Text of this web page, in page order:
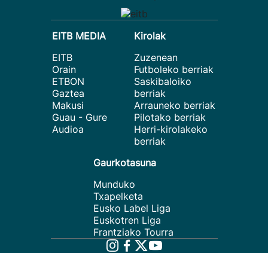
EITB MEDIA
EITB
Orain
ETBON
Gaztea
Makusi
Guau - Gure
Audioa
Kirolak
Zuzenean
Futboleko berriak
Saskibaloiko
berriak
Arrauneko berriak
Pilotako berriak
Herri-kirolakeko
berriak
Gaurkotasuna
Munduko
Txapelketa
Eusko Label Liga
Euskotren Liga
Frantziako Tourra